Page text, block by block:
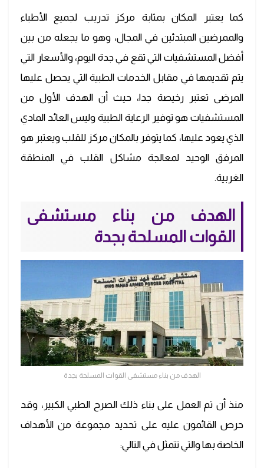
كما يعتبر المكان بمثابة مركز تدريب لجميع الأطباء
والممرضين المبتدئين في المجال، وهو ما يجعله من بين
أفضل المستشفيات التي تقع في جدة اليوم، والأسعار التي
يتم تقديمها في مقابل الخدمات الطبية التي يحصل عليها
المرضى تعتبر رخيصة جدا، حيث أن الهدف الأول من
المستشفيات هو توفير الرعاية الطبية وليس العائد المادي
الذي يعود عليها، كما يتوفر بالمكان مركز للقلب ويعتبر هو
المرفق الوحيد لمعالجة مشاكل القلب في المنطقة
الغربية.
الهدف من بناء مستشفى
القوات المسلحة بجدة
الهدف من بناء مستشفى القوات المسلحة بجدة
منذ أن تم العمل على بناء ذلك الصرح الطبي الكبير، وقد
حرص القائمون عليه على تحديد مجموعة من الأهداف
الخاصة بها والتي تتمثل في التالي: